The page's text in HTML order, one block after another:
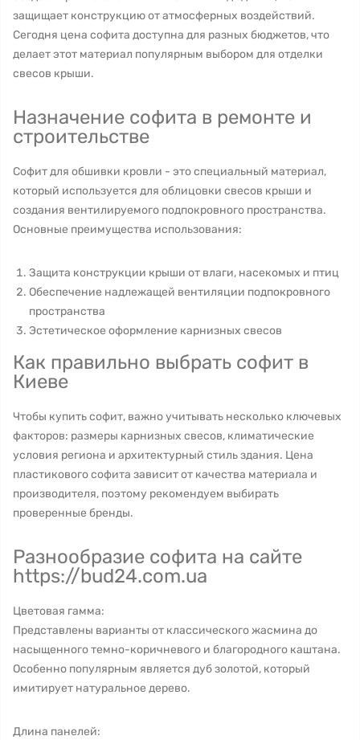
защищает конструкцию от атмосферных воздействий.
Сегодня цена софита доступна для разных бюджетов, что
делает этот материал популярным выбором для отделки
свесов крыши.
Назначение софита в ремонте и
строительстве
Софит для обшивки кровли - это специальный материал,
который используется для облицовки свесов крыши и
создания вентилируемого подпокровного пространства.
Основные преимущества использования:
Защита конструкции крыши от влаги, насекомых и птиц
Обеспечение надлежащей вентиляции подпокровного
пространства
Эстетическое оформление карнизных свесов
Как правильно выбрать софит в
Киеве
Чтобы купить софит, важно учитывать несколько ключевых
факторов: размеры карнизных свесов, климатические
условия региона и архитектурный стиль здания. Цена
пластикового софита зависит от качества материала и
производителя, поэтому рекомендуем выбирать
проверенные бренды.
Разнообразие софита на сайте
https://bud24.com.ua
Цветовая гамма:
Представлены варианты от классического жасмина до
насыщенного темно-коричневого и благородного каштана.
Особенно популярным является дуб золотой, который
имитирует натуральное дерево.
Длина панелей: